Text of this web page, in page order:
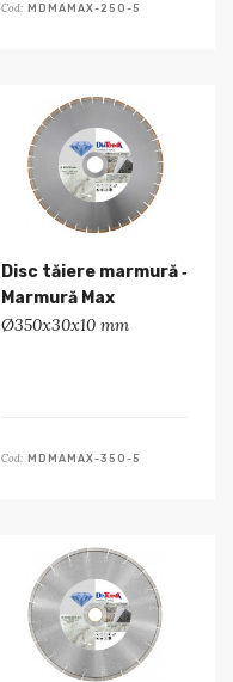
Cod: MDMAMAX-250-5
Disc tăiere marmură ‑
Marmură Max
Ø350x30x10 mm
Cod: MDMAMAX-350-5